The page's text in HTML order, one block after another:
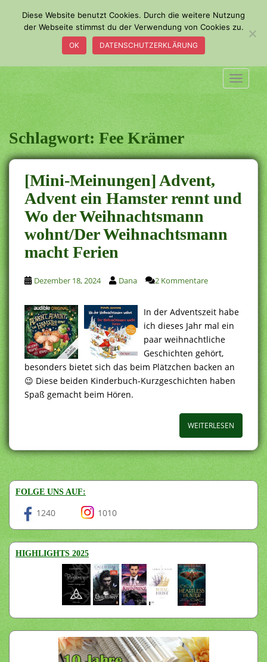
o
m
a
i
n
c
o
n
t
e
n
t
Schlagwort:Fee Krämer
[Mini-Meinungen] Advent,
Advent ein Hamster rennt und
Wo der Weihnachtsmann
wohnt/Der Weihnachtsmann
macht Ferien
Dezember 18, 2024 Dana 2 Kommentare
In der Adventszeit habe
ich dieses Jahr mal ein
paar weihnachtliche
Geschichten gehört,
besonders bietet sich das beim Plätzchen backen an
😉 Diese beiden Kinderbuch-Kurzgeschichten haben
Spaß gemacht beim Hören.
WEITERLESEN
FOLGE UNS AUF:
1240 1010
HIGHLIGHTS 2025
Diese Website benutzt Cookies. Durch die weitere Nutzung
der Webseite stimmst du der Verwendung von Cookies zu.
OK DATENSCHUTZERKLÄRUNG